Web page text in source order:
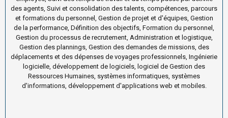
des agents, Suivi et consolidation des talents, compétences, parcours
et formations du personnel, Gestion de projet et d'équipes, Gestion
de la performance, Définition des objectifs, Formation du personnel,
Gestion du processus de recrutement, Administration et logistique,
Gestion des plannings, Gestion des demandes de missions, des
déplacements et des dépenses de voyages professionnels, Ingénierie
logicielle, développement de logiciels, logiciel de Gestion des
Ressources Humaines, systèmes informatiques, systèmes
d'informations, développement d'applications web et mobiles.